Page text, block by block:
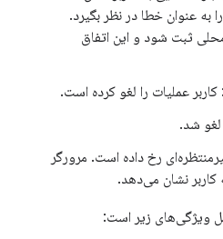
به عنوان خطا در نظر بگیرد.
ثبت شود و این اتفاق
: کاربر عملیات را لغو کرده است.
شد.
رخ داده است. مرورگر
نشان می‌دهد.
ویژگی‌های زیر است: